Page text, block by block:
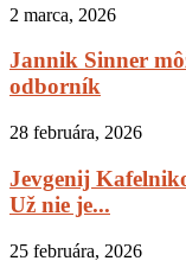
2 marca, 2026
Jannik Sinner
odborník
28 februára, 2026
Jevgenij
Už nie je...
25 februára, 2026